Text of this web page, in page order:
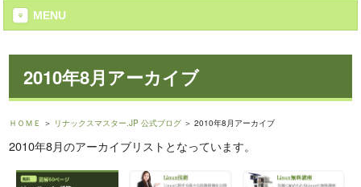
MENU
2010年8月アーカイブ
ＨＯＭＥ ＞ リナックスマスター.JP 公式ブログ ＞ 2010年8月アーカイブ
2010年8月のアーカイブリストとなっています。